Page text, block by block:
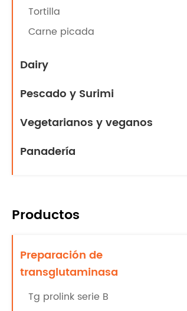
Tortilla
Carne picada
Dairy
Pescado y Surimi
Vegetarianos y veganos
Panadería
Productos
Preparación de
transglutaminasa
Tg prolink serie B